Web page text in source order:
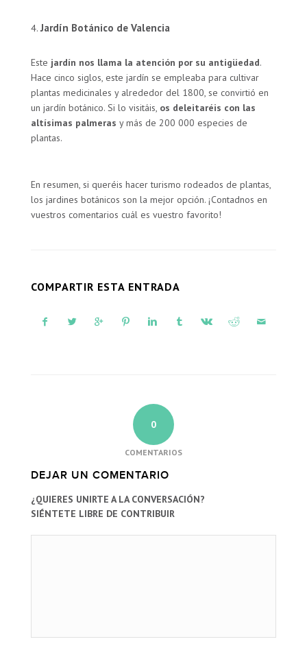
Jardín Botánico de Valencia
Este jardín nos llama la atención por su antigüedad.
Hace cinco siglos, este jardín se empleaba para cultivar
plantas medicinales y alrededor del 1800, se convirtió en
un jardín botánico. Si lo visitáis, os deleitaréis con las
altísimas palmeras y más de 200 000 especies de
plantas.
En resumen, si queréis hacer turismo rodeados de plantas,
los jardines botánicos son la mejor opción. ¡Contadnos en
vuestros comentarios cuál es vuestro favorito!
COMPARTIR ESTA ENTRADA
0
COMENTARIOS
DEJAR UN COMENTARIO
¿QUIERES UNIRTE A LA CONVERSACIÓN?
SIÉNTETE LIBRE DE CONTRIBUIR